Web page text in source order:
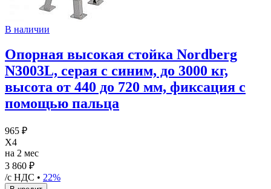
В наличии
Опорная высокая стойка Nordberg
N3003L, серая с синим, до 3000 кг,
высота от 440 до 720 мм, фиксация с
помощью пальца
965 ₽
X4
на 2 мес
3 860 ₽
/с НДС • 22%